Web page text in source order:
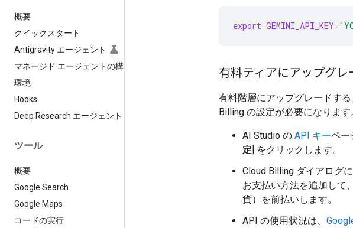
概要
クイックスタート
Antigravity エージェント
マネージド エージェントの構築
環境
Hooks
Deep Research エージェント
ツール
概要
Google Search
Google Maps
コードの実行
export GEMINI_API_KEY=
有料ティアにアップグレ
有料階層にアップグレードす
Billing の設定が必要になります
AI Studio の API キーペー
定] をクリックします。
Cloud Billing ダイアログ
お支払い方法を追加して
貨）を前払いします。
API の使用状況は、